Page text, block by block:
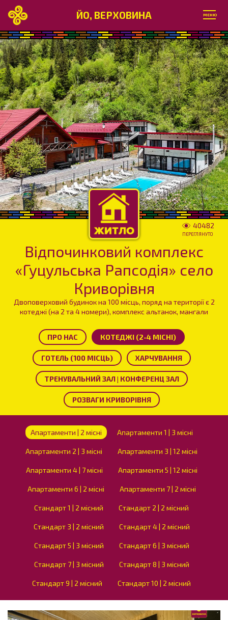
ЙО, ВЕРХОВИНА МЕНЮ
Відпочинковий комплекс
«Гуцульська Рапсодія» село
Криворівня
Двоповерховий будинок на 100 місць, поряд на території є 2
котеджі (на 2 та 4 номери), комплекс альтанок, мангали
40482
ПЕРЕГЛЯНУТО
ПРО НАС КОТЕДЖІ (2-4 МІСНІ)
ГОТЕЛЬ (100 МІСЦЬ) ХАРЧУВАННЯ
ТРЕНУВАЛЬНИЙ ЗАЛ | КОНФЕРЕНЦ ЗАЛ
РОЗВАГИ КРИВОРІВНЯ
Апартаменти | 2 місні Апартаменти 1 | 3 місні
Апартаменти 2 | 3 місні Апартаменти 3 | 12 місні
Апартаменти 4 | 7 місні Апартаменти 5 | 12 місні
Апартаменти 6 | 2 місні Апартаменти 7 | 2 місні
Стандарт 1 | 2 місний Стандарт 2 | 2 місний
Стандарт 3 | 2 місний Стандарт 4 | 2 місний
Стандарт 5 | 3 місний Стандарт 6 | 3 місний
Стандарт 7 | 3 місний Стандарт 8 | 3 місний
Стандарт 9 | 2 місний Стандарт 10 | 2 місний